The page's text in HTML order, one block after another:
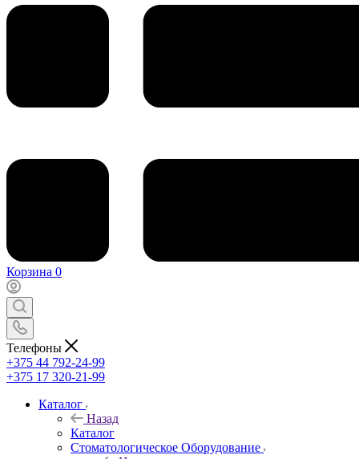
Корзина 0
Телефоны
+375 44 792-24-99
+375 17 320-21-99
Каталог
Назад
Каталог
Стоматологическое Оборудование